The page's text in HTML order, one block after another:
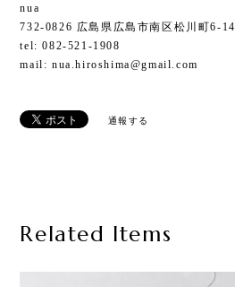
nua
732-0826 広島県広島市南区松川町6-14
tel: 082-521-1908
mail: nua.hiroshima@gmail.com
通報する
Related Items